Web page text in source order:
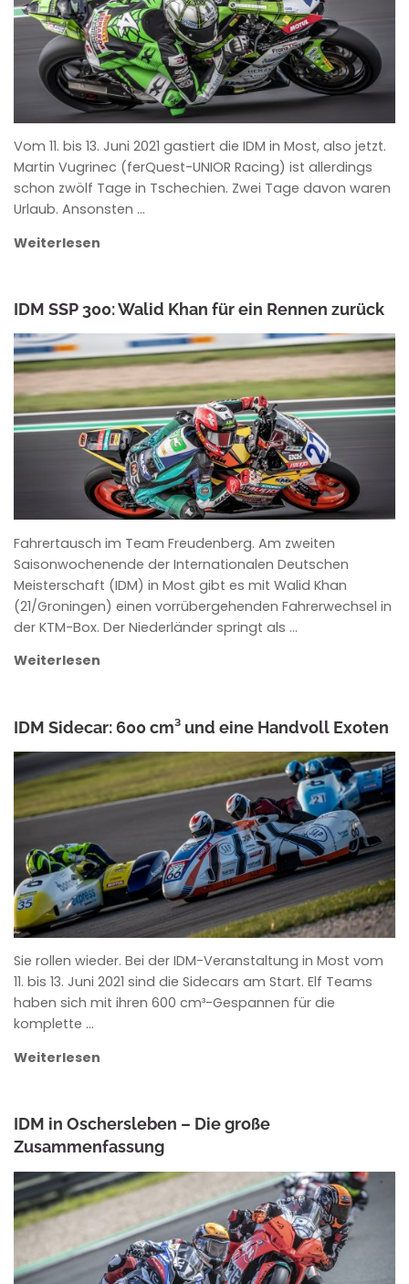
Vom 11. bis 13. Juni 2021 gastiert die IDM in Most, also jetzt.
Martin Vugrinec (ferQuest-UNIOR Racing) ist allerdings
schon zwölf Tage in Tschechien. Zwei Tage davon waren
Urlaub. Ansonsten …
Weiterlesen
IDM SSP 300: Walid Khan für ein Rennen zurück
ROWENA HINZMANN
Fahrertausch im Team Freudenberg. Am zweiten
Saisonwochenende der Internationalen Deutschen
Meisterschaft (IDM) in Most gibt es mit Walid Khan
(21/Groningen) einen vorrübergehenden Fahrerwechsel in
der KTM-Box. Der Niederländer springt als …
Weiterlesen
IDM Sidecar: 600 cm³ und eine Handvoll Exoten
ANKE WIECZOREK
Sie rollen wieder. Bei der IDM-Veranstaltung in Most vom
11. bis 13. Juni 2021 sind die Sidecars am Start. Elf Teams
haben sich mit ihren 600 cm³-Gespannen für die
komplette …
Weiterlesen
IDM in Oschersleben – Die große
Zusammenfassung
ANKE WIECZOREK